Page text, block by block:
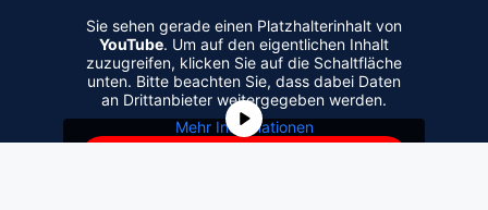
Sie sehen gerade einen Platzhalterinhalt von
YouTube. Um auf den eigentlichen Inhalt
zuzugreifen, klicken Sie auf die Schaltfläche
unten. Bitte beachten Sie, dass dabei Daten
an Drittanbieter weitergegeben werden.
Mehr Informationen